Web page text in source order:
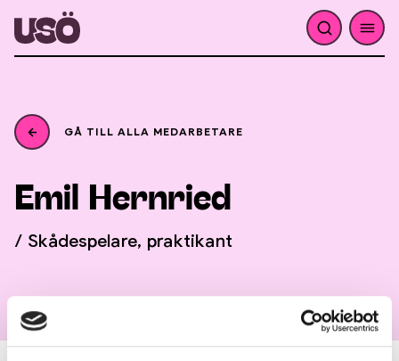
GÅ TILL ALLA MEDARBETARE
Emil Hernried
/ Skådespelare, praktikant